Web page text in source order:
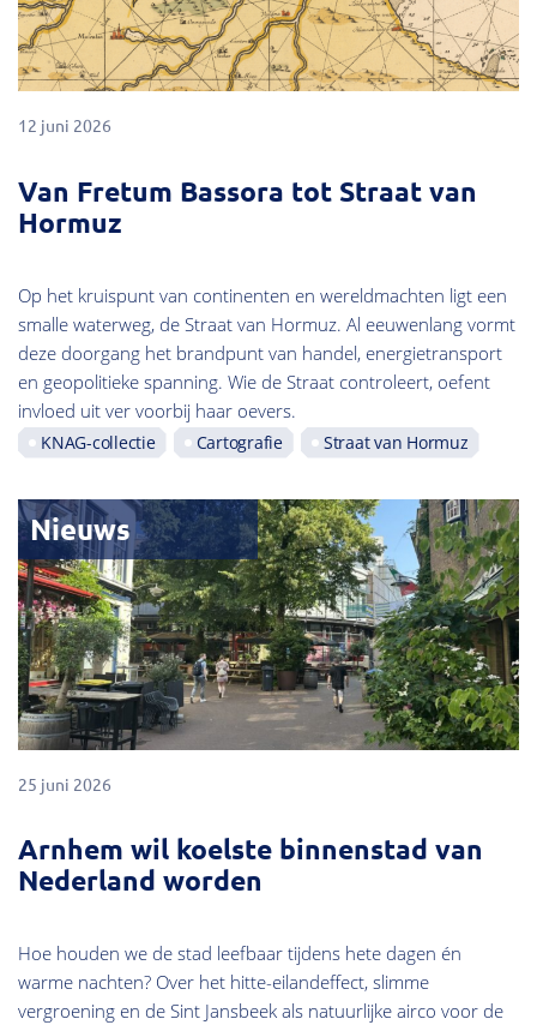
12 juni 2026
Van Fretum Bassora tot Straat van
Hormuz
Op het kruispunt van continenten en wereldmachten ligt een
smalle waterweg, de Straat van Hormuz. Al eeuwenlang vormt
deze doorgang het brandpunt van handel, energietransport
en geopolitieke spanning. Wie de Straat controleert, oefent
invloed uit ver voorbij haar oevers.
KNAG-collectie Cartografie Straat van Hormuz
Nieuws
25 juni 2026
Arnhem wil koelste binnenstad van
Nederland worden
Hoe houden we de stad leefbaar tijdens hete dagen én
warme nachten? Over het hitte-eilandeffect, slimme
vergroening en de Sint Jansbeek als natuurlijke airco voor de